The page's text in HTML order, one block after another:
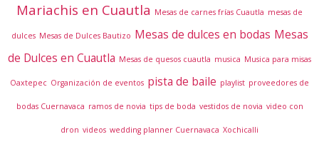
Mariachis en Cuautla Mesas de carnes frías Cuautla mesas de
dulces Mesas de Dulces Bautizo Mesas de dulces en bodas Mesas
de Dulces en Cuautla Mesas de quesos cuautla musica Musica para misas
Oaxtepec Organización de eventos pista de baile playlist proveedores de
bodas Cuernavaca ramos de novia tips de boda vestidos de novia video con
dron videos wedding planner Cuernavaca Xochicalli